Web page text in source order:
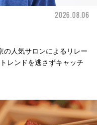
2026.08.06
の人気サロンによるリレー
レンドを逃さずキャッチ